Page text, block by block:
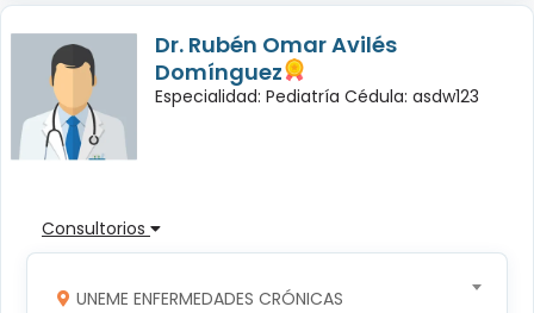
Dr. Rubén Omar Avilés
Domínguez
Especialidad: Pediatría Cédula: asdw123
Consultorios
UNEME ENFERMEDADES CRÓNICAS